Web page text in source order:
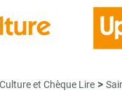
et Chèque Lire >